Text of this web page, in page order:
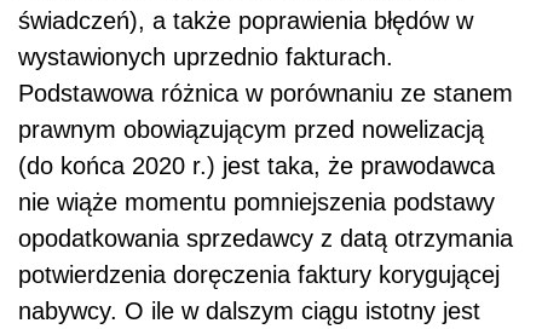
świadczeń), a także poprawienia błędów w
wystawionych uprzednio fakturach.
Podstawowa różnica w porównaniu ze stanem
prawnym obowiązującym przed nowelizacją
(do końca 2020 r.) jest taka, że prawodawca
nie wiąże momentu pomniejszenia podstawy
opodatkowania sprzedawcy z datą otrzymania
potwierdzenia doręczenia faktury korygującej
nabywcy. O ile w dalszym ciągu istotny jest